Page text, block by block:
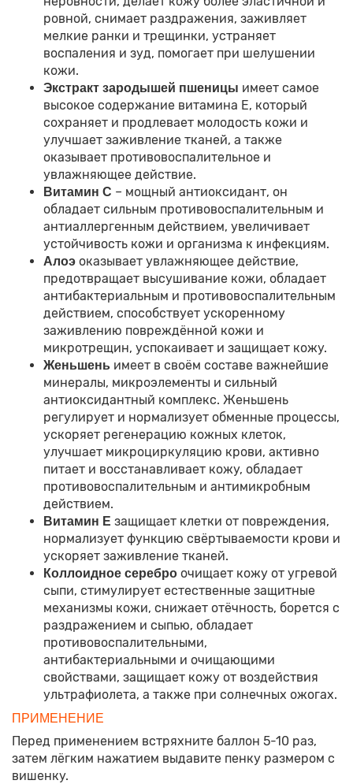
ровной, снимает раздражения, заживляет
мелкие ранки и трещинки, устраняет
воспаления и зуд, помогает при шелушении
кожи.
Экстракт зародышей пшеницы имеет самое
высокое содержание витамина Е, который
сохраняет и продлевает молодость кожи и
улучшает заживление тканей, а также
оказывает противовоспалительное и
увлажняющее действие.
Витамин С – мощный антиоксидант, он
обладает сильным противовоспалительным и
антиаллергенным действием, увеличивает
устойчивость кожи и организма к инфекциям.
Алоэ оказывает увлажняющее действие,
предотвращает высушивание кожи, обладает
антибактериальным и противовоспалительным
действием, способствует ускоренному
заживлению повреждённой кожи и
микротрещин, успокаивает и защищает кожу.
Женьшень имеет в своём составе важнейшие
минералы, микроэлементы и сильный
антиоксидантный комплекс. Женьшень
регулирует и нормализует обменные процессы,
ускоряет регенерацию кожных клеток,
улучшает микроциркуляцию крови, активно
питает и восстанавливает кожу, обладает
противовоспалительным и антимикробным
действием.
Витамин Е защищает клетки от повреждения,
нормализует функцию свёртываемости крови и
ускоряет заживление тканей.
Коллоидное серебро очищает кожу от угревой
сыпи, стимулирует естественные защитные
механизмы кожи, снижает отёчность, борется с
раздражением и сыпью, обладает
противовоспалительными,
антибактериальными и очищающими
свойствами, защищает кожу от воздействия
ультрафиолета, а также при солнечных ожогах.
ПРИМЕНЕНИЕ
Перед применением встряхните баллон 5-10 раз,
затем лёгким нажатием выдавите пенку размером с
вишенку.